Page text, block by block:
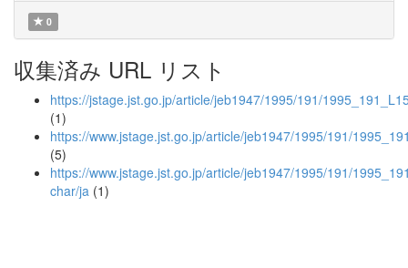
0
収集済み URL リスト
https://jstage.jst.go.jp/article/jeb1947/1995/191/
(1)
https://www.jstage.jst.go.jp/article/jeb1947/1995/191/
(5)
https://www.jstage.jst.go.jp/article/jeb1947/1995/191/
char/ja (1)